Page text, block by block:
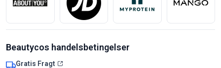
Beautycos handelsbetingelser
Gratis Fragt